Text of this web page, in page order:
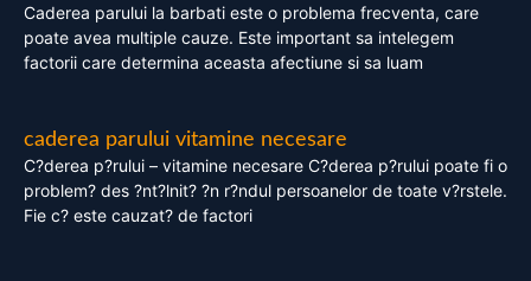
Caderea parului la barbati este o problema frecventa, care
poate avea multiple cauze. Este important sa intelegem
factorii care determina aceasta afectiune si sa luam
caderea parului vitamine necesare
C?derea p?rului – vitamine necesare C?derea p?rului poate fi o
problem? des ?nt?lnit? ?n r?ndul persoanelor de toate v?rstele.
Fie c? este cauzat? de factori